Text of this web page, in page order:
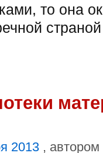
то она
2013 , автором